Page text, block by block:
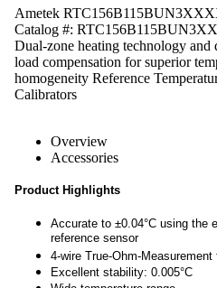
Ametek
Catalog #:
Dual-zone heating technology and
load compensation for superior
homogeneity Reference
Calibrators
Overview
Accessories
Product Highlights
Accurate to ±0.04°C using the
reference sensor
4-wire True-Ohm-Measurement
Excellent stability: 0.005°C